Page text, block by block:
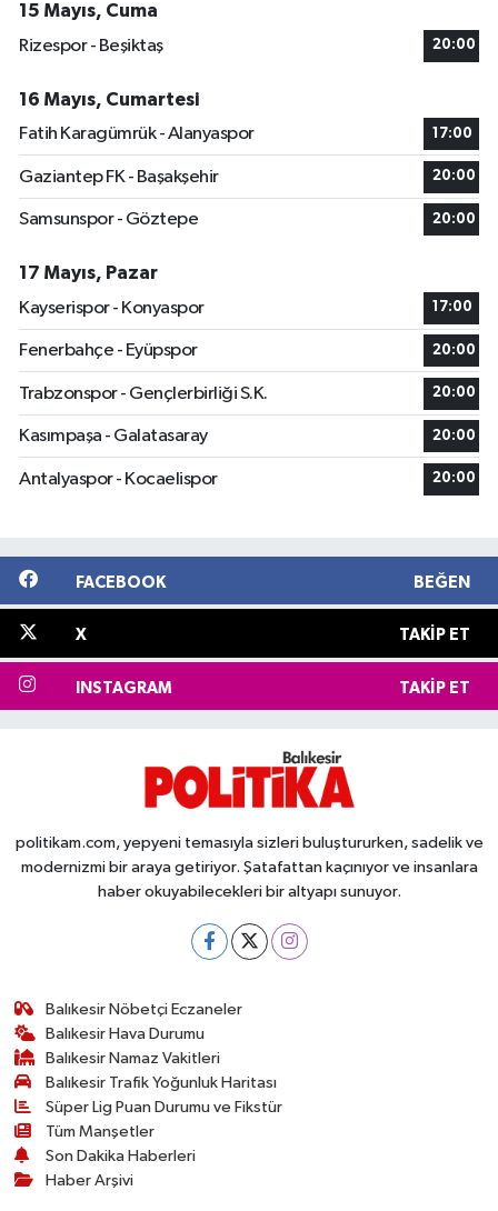
15 Mayıs, Cuma
Rizespor - Beşiktaş
20:00
16 Mayıs, Cumartesi
Fatih Karagümrük - Alanyaspor
17:00
Gaziantep FK - Başakşehir 20:00
Samsunspor - Göztepe 20:00
17 Mayıs, Pazar
Kayserispor - Konyaspor
17:00
Fenerbahçe - Eyüpspor 20:00
Trabzonspor - Gençlerbirliği S.K. 20:00
Kasımpaşa - Galatasaray 20:00
Antalyaspor - Kocaelispor 20:00
FACEBOOK BEĞEN
X TAKIP ET
INSTAGRAM TAKIP ET
politikam.com, yepyeni temasıyla sizleri buluştururken, sadelik ve
modernizmi bir araya getiriyor. Şatafattan kaçınıyor ve insanlara
haber okuyabilecekleri bir altyapı sunuyor.
Balıkesir Nöbetçi Eczaneler
Balıkesir Hava Durumu
Balıkesir Namaz Vakitleri
Balıkesir Trafik Yoğunluk Haritası
Süper Lig Puan Durumu ve Fikstür
Tüm Manşetler
Son Dakika Haberleri
Haber Arşivi